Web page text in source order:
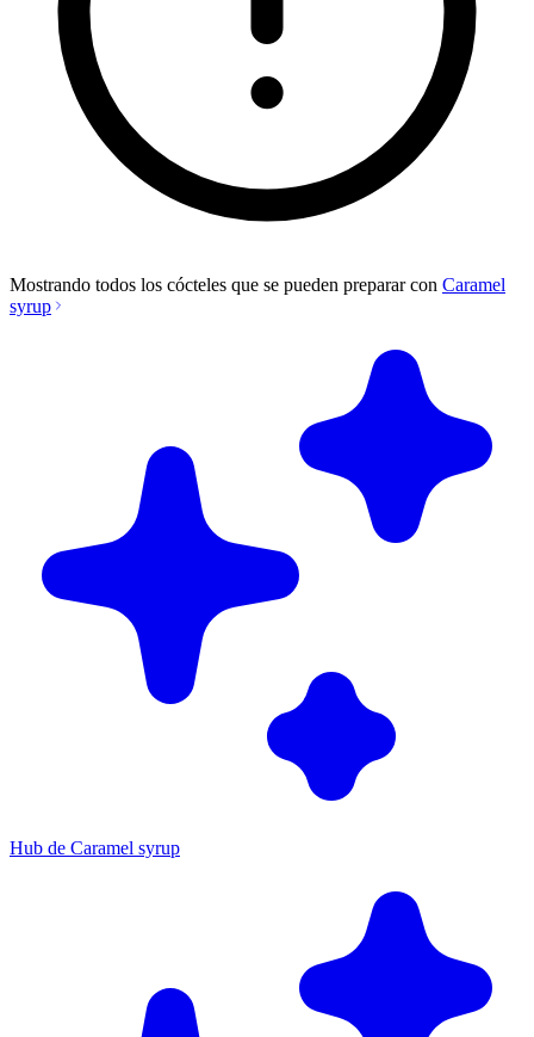
Mostrando todos los cócteles que se pueden preparar con Caramel
syrup
Hub de Caramel syrup